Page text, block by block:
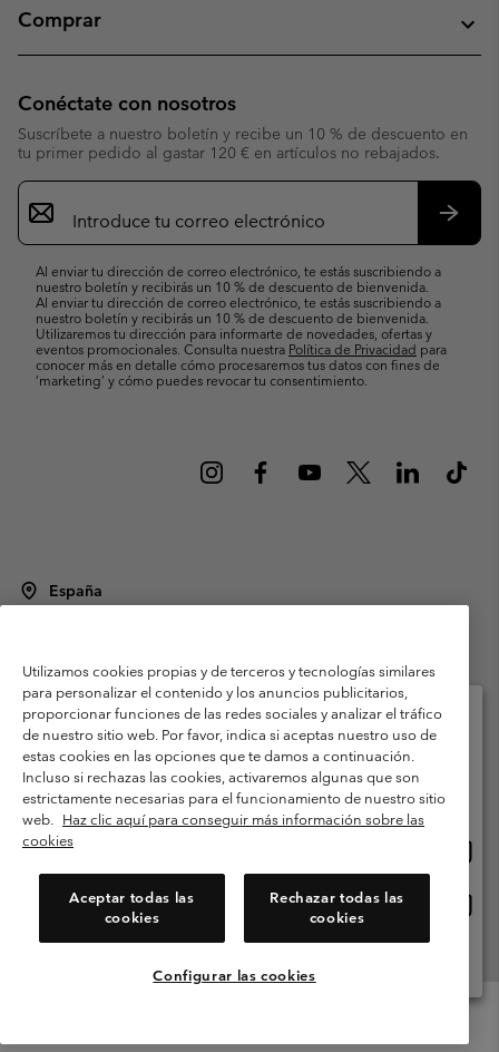
Comprar
Conéctate con nosotros
Suscríbete a nuestro boletín y recibe un 10 % de descuento en
tu primer pedido al gastar 120 € en artículos no rebajados.
Suscripción
de
correo
Al enviar tu dirección de correo electrónico, te estás suscribiendo a
nuestro boletín y recibirás un 10 % de descuento de bienvenida.
Al enviar tu dirección de correo electrónico, te estás suscribiendo a
nuestro boletín y recibirás un 10 % de descuento de bienvenida.
Utilizaremos tu dirección para informarte de novedades, ofertas y
eventos promocionales. Consulta nuestra Política de Privacidad para
conocer más en detalle cómo procesaremos tus datos con fines de
’marketing’ y cómo puedes revocar tu consentimiento.
España
Condiciones de uso
Terminos de Venta
Garantía
Política de Privacidad
Términos y condiciones del programa de miembros
Términos De Uso Del Contenido Generado Por Los Usuarios
Impressum
Cookies Public CBCR
Servicio al cliente: Lu. - Vi. de 9:00 a 13:00 y de 14:00 a 18:00
Utilizamos cookies propias y de terceros y tecnologías similares
para personalizar el contenido y los anuncios publicitarios,
proporcionar funciones de las redes sociales y analizar el tráfico
de nuestro sitio web. Por favor, indica si aceptas nuestro uso de
estas cookies en las opciones que te damos a continuación.
Incluso si rechazas las cookies, activaremos algunas que son
estrictamente necesarias para el funcionamiento de nuestro sitio
web. Haz clic aquí para conseguir más información sobre las
cookies
Aceptar todas las
cookies
Rechazar todas las
cookies
Configurar las cookies
Selecciona tu país e idioma envío
Compras en línea disponibles
línea
España
Ver Todos Los Países